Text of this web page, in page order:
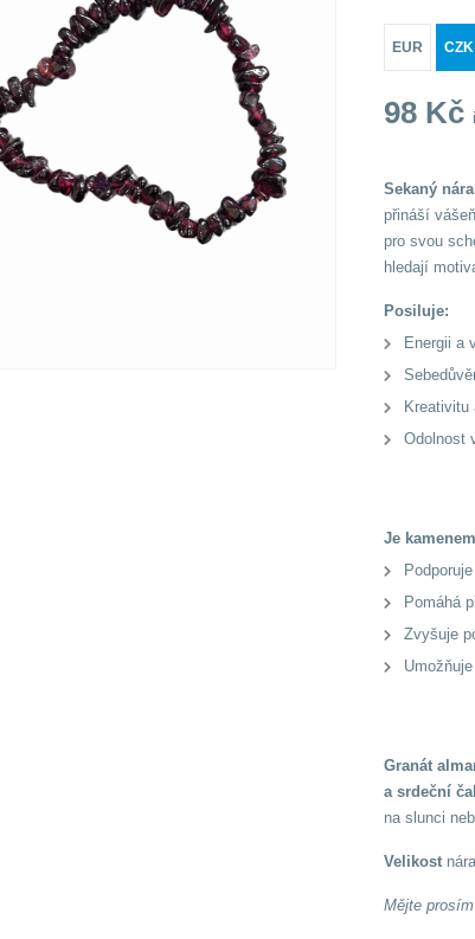
EUR CZK
98Kč
Sekaný
přináší
pro svou
hledají
Posiluje:
Energii a
Kreativitu
Odolnost
Je
Pomáhá
Zvyšuje
Granát
a srdeční
na slunci
Velikost
Mějte